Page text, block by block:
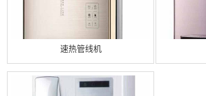
速热管线机